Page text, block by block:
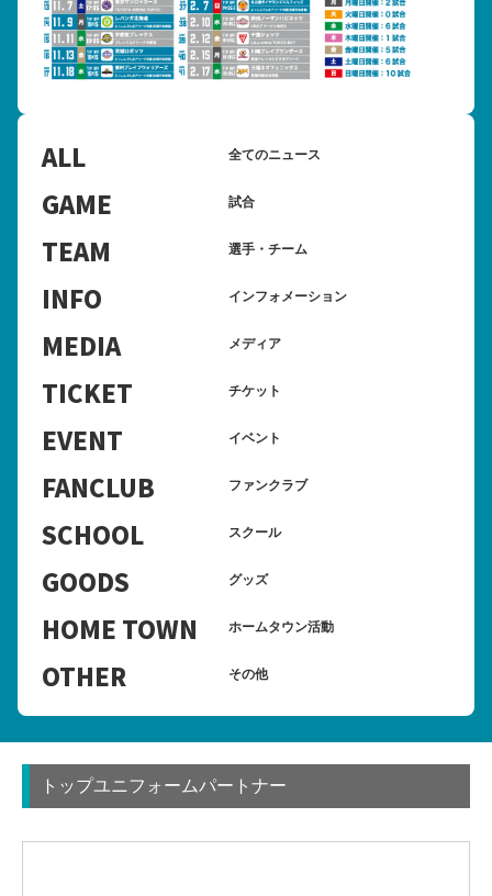
ALL 全てのニュース
GAME 試合
TEAM 選手・チーム
INFO インフォメーション
MEDIA メディア
TICKET チケット
EVENT イベント
FANCLUB ファンクラブ
SCHOOL スクール
GOODS グッズ
HOME TOWN ホームタウン活動
OTHER その他
トップユニフォームパートナー